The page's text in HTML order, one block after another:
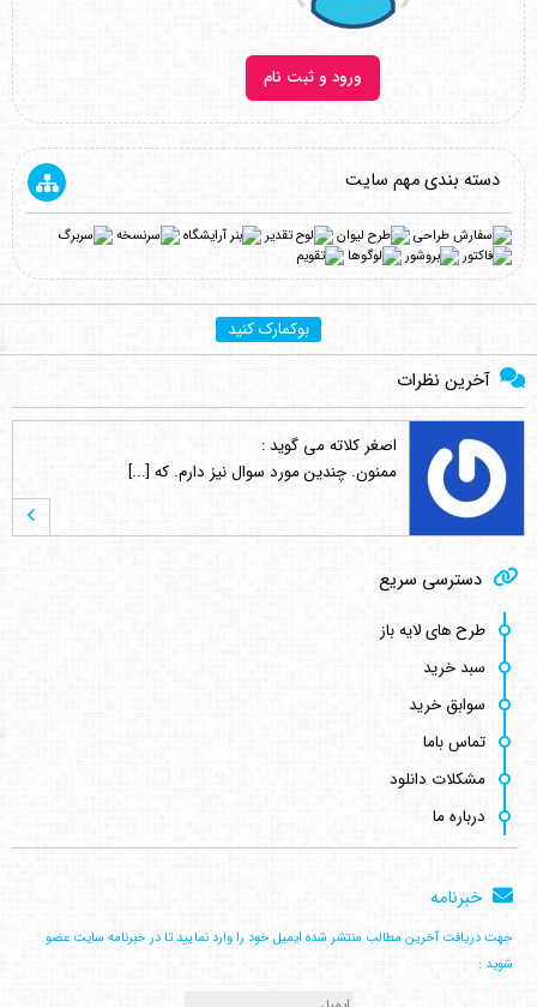
ورود و ثبت نام
دسته بندی مهم سایت
بوکمارک کنید
آخرین نظرات
اصغر کلاتهمی گوید :
ممنون. چندین مورد سوال نیز دارم. که [...]
اصغر کلاته
کامبیز رادمی گوید :
کامبیز راد
علی مرادی
دسترسی سریع
طرح های لایه باز
سبد خرید
سوابق خرید
تماس باما
مشکلات دانلود
درباره ما
خبرنامه
جهت دریافت آخرین مطالب منتشر شده ایمیل خود را وارد نمایید تا در خبرنامه سایت عضو
شوید :